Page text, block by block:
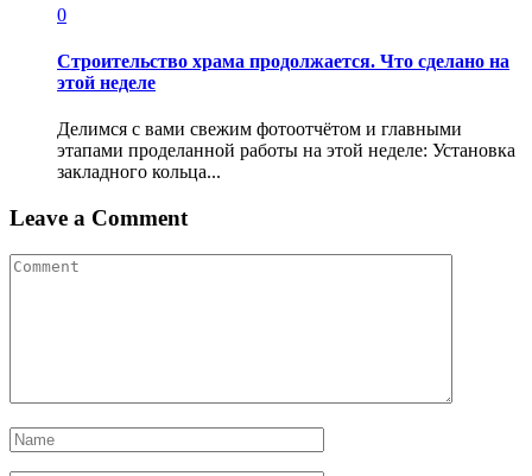
0
Строительство храма продолжается. Что сделано на
этой неделе
Делимся с вами свежим фотоотчётом и главными
этапами проделанной работы на этой неделе: Установка
закладного кольца...
Leave a Comment